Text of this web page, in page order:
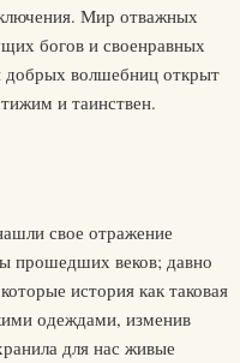
Мир отважных
богов и своенравных
добрых волшебниц открыт
и таинствен.
свое отражение
прошедших веков; давно
история как таковая
одеждами, изменив
для нас живые